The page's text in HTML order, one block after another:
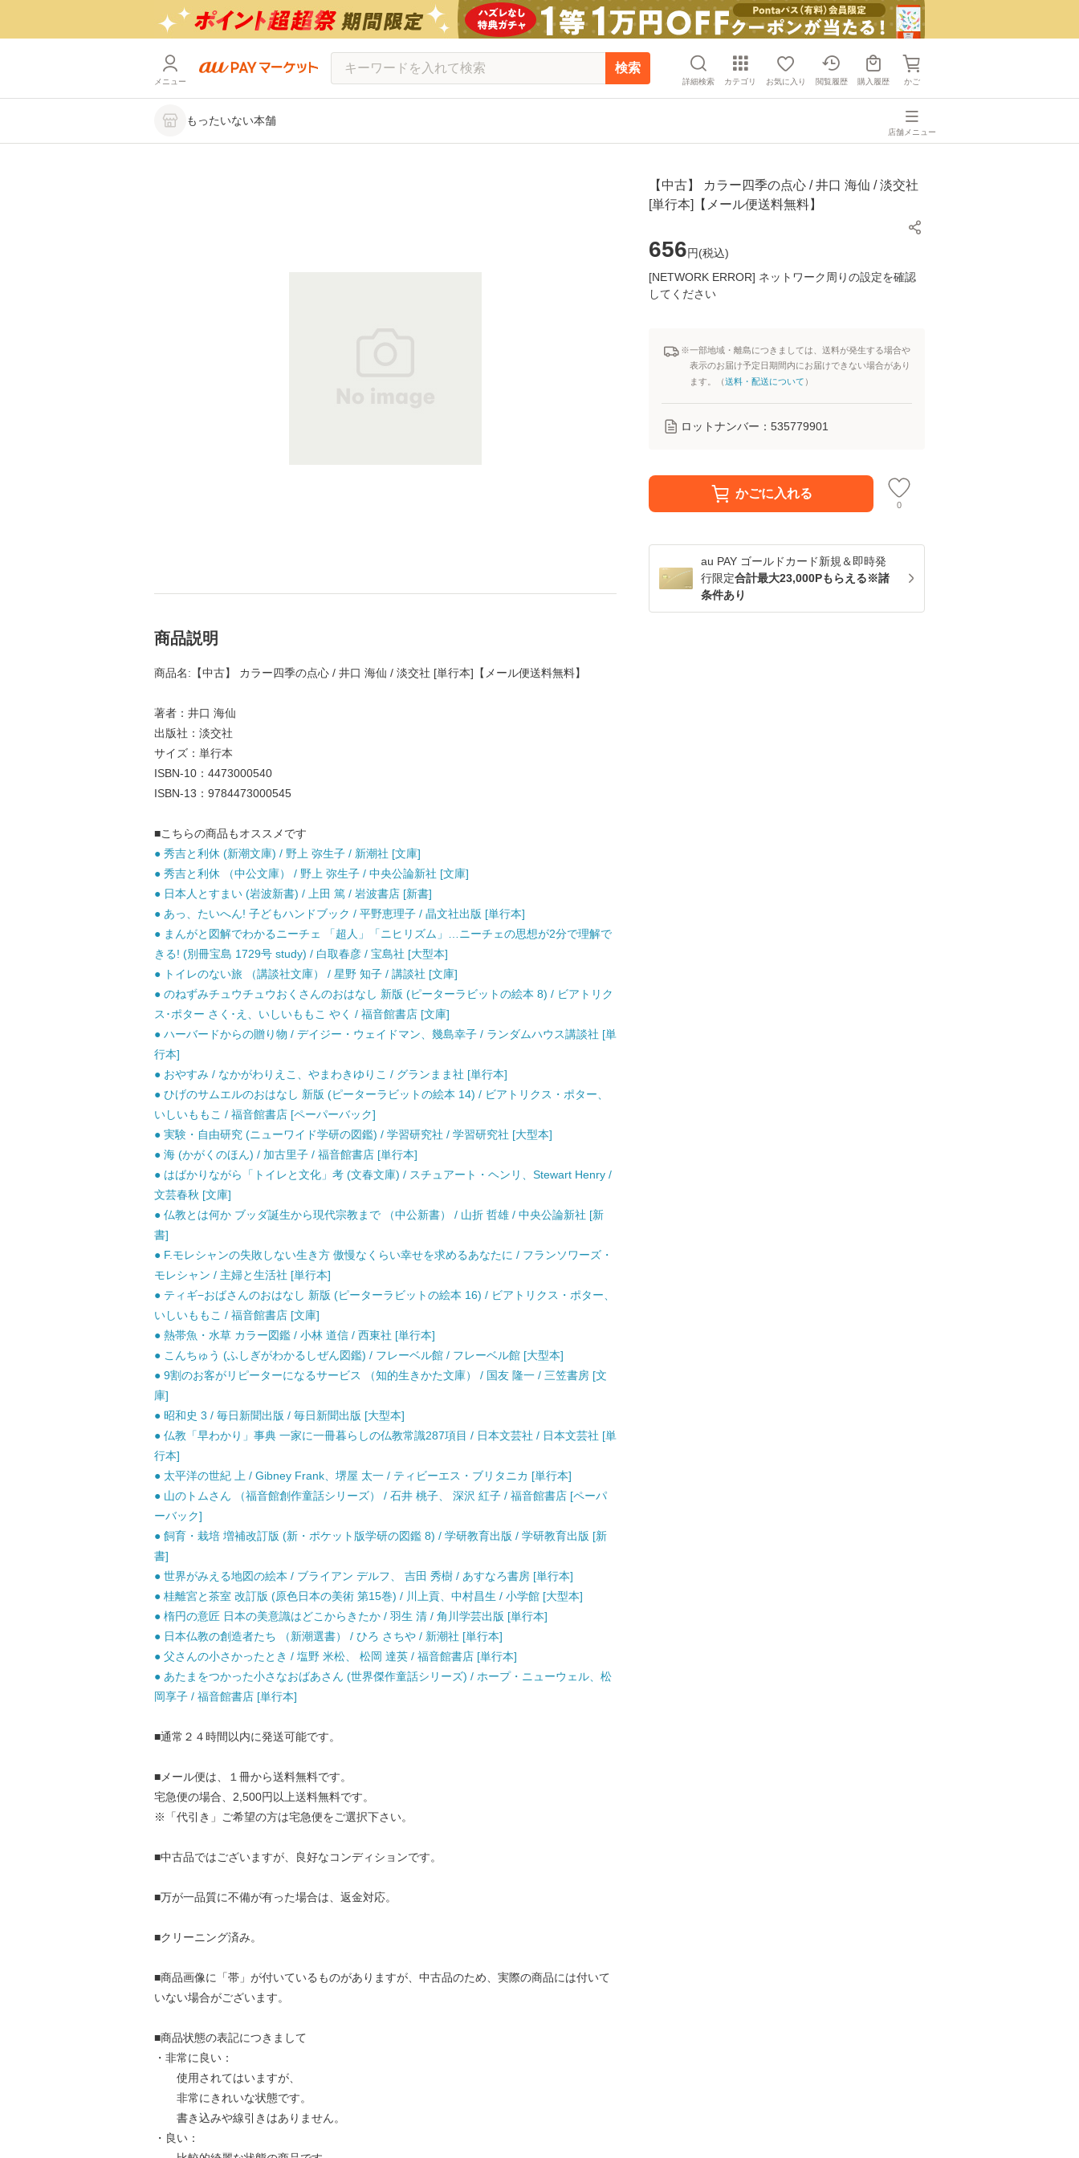
メニュー
検索
詳細検索 カテゴリ お気に入り 閲覧履歴 購入履歴 かご
もったいない本舗
店舗メニュー
【中古】 カラー四季の点心 / 井口 海仙 / 淡交社
[単行本]【メール便送料無料】
656円(税込)
[NETWORK ERROR] ネットワーク周りの設定を確認
してください
※一部地域・離島につきましては、送料が発生する場合や
表示のお届け予定日期間内にお届けできない場合があり
ます。（送料・配送について ）
ロットナンバー： 535779901
かごに入れる
0
au PAY ゴールドカード新規＆即時発
行限定合計最大23,000Pもらえる※諸
条件あり
商品説明
商品名:【中古】 カラー四季の点心 / 井口 海仙 / 淡交社 [単行本]【メール便送料無料】
著者：井口 海仙
出版社：淡交社
サイズ：単行本
ISBN-10：4473000540
ISBN-13：9784473000545
■こちらの商品もオススメです
● 秀吉と利休 (新潮文庫) / 野上 弥生子 / 新潮社 [文庫]
● 秀吉と利休 （中公文庫） / 野上 弥生子 / 中央公論新社 [文庫]
● 日本人とすまい (岩波新書) / 上田 篤 / 岩波書店 [新書]
● あっ、たいへん! 子どもハンドブック / 平野恵理子 / 晶文社出版 [単行本]
● まんがと図解でわかるニーチェ 「超人」「ニヒリズム」…ニーチェの思想が2分で理解で
きる! (別冊宝島 1729号 study) / 白取春彦 / 宝島社 [大型本]
● トイレのない旅 （講談社文庫） / 星野 知子 / 講談社 [文庫]
● のねずみチュウチュウおくさんのおはなし 新版 (ピーターラビットの絵本 8) / ビアトリク
ス･ポター さく･え、いしいももこ やく / 福音館書店 [文庫]
● ハーバードからの贈り物 / デイジー・ウェイドマン、幾島幸子 / ランダムハウス講談社 [単
行本]
● おやすみ / なかがわりえこ、やまわきゆりこ / グランまま社 [単行本]
● ひげのサムエルのおはなし 新版 (ピーターラビットの絵本 14) / ビアトリクス・ポター、
いしいももこ / 福音館書店 [ペーパーバック]
● 実験・自由研究 (ニューワイド学研の図鑑) / 学習研究社 / 学習研究社 [大型本]
● 海 (かがくのほん) / 加古里子 / 福音館書店 [単行本]
● はばかりながら「トイレと文化」考 (文春文庫) / スチュアート・ヘンリ、Stewart Henry /
文芸春秋 [文庫]
● 仏教とは何か ブッダ誕生から現代宗教まで （中公新書） / 山折 哲雄 / 中央公論新社 [新
書]
● F.モレシャンの失敗しない生き方 傲慢なくらい幸せを求めるあなたに / フランソワーズ・
モレシャン / 主婦と生活社 [単行本]
● ティギ−おばさんのおはなし 新版 (ピーターラビットの絵本 16) / ビアトリクス・ポター、
いしいももこ / 福音館書店 [文庫]
● 熱帯魚・水草 カラー図鑑 / 小林 道信 / 西東社 [単行本]
● こんちゅう (ふしぎがわかるしぜん図鑑) / フレーベル館 / フレーベル館 [大型本]
● 9割のお客がリピーターになるサービス （知的生きかた文庫） / 国友 隆一 / 三笠書房 [文
庫]
● 昭和史 3 / 毎日新聞出版 / 毎日新聞出版 [大型本]
● 仏教「早わかり」事典 一家に一冊暮らしの仏教常識287項目 / 日本文芸社 / 日本文芸社 [単
行本]
● 太平洋の世紀 上 / Gibney Frank、堺屋 太一 / ティビーエス・ブリタニカ [単行本]
● 山のトムさん （福音館創作童話シリーズ） / 石井 桃子、 深沢 紅子 / 福音館書店 [ペーパ
ーバック]
● 飼育・栽培 増補改訂版 (新・ポケット版学研の図鑑 8) / 学研教育出版 / 学研教育出版 [新
書]
● 世界がみえる地図の絵本 / ブライアン デルフ、 吉田 秀樹 / あすなろ書房 [単行本]
● 桂離宮と茶室 改訂版 (原色日本の美術 第15巻) / 川上貢、中村昌生 / 小学館 [大型本]
● 楕円の意匠 日本の美意識はどこからきたか / 羽生 清 / 角川学芸出版 [単行本]
● 日本仏教の創造者たち （新潮選書） / ひろ さちや / 新潮社 [単行本]
● 父さんの小さかったとき / 塩野 米松、 松岡 達英 / 福音館書店 [単行本]
● あたまをつかった小さなおばあさん (世界傑作童話シリーズ) / ホープ・ニューウェル、松
岡享子 / 福音館書店 [単行本]
■通常２４時間以内に発送可能です。
■メール便は、１冊から送料無料です。
宅急便の場合、2,500円以上送料無料です。
※「代引き」ご希望の方は宅急便をご選択下さい。
■中古品ではございますが、良好なコンディションです。
■万が一品質に不備が有った場合は、返金対応。
■クリーニング済み。
■商品画像に「帯」が付いているものがありますが、中古品のため、実際の商品には付いて
いない場合がございます。
■商品状態の表記につきまして
・非常に良い：
使用されてはいますが、
非常にきれいな状態です。
書き込みや線引きはありません。
・良い：